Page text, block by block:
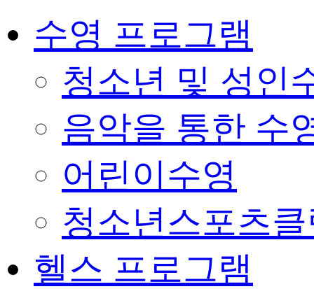
수영 프로그램
청소년 및 성인
음악을 통한 수
어린이수영
청소년스포츠
헬스 프로그램